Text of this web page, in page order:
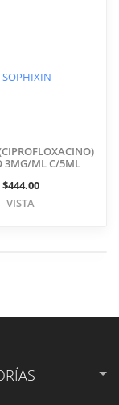
3MG/ML C/5ML
$444.00
VISTA